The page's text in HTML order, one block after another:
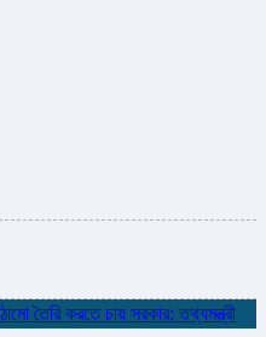
করতে চায় সরকার: তথ্যমন্ত্রী ✮